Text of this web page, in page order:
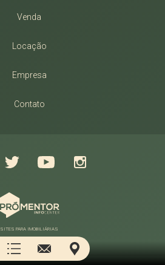
Venda
Locação
Empresa
Contato
SITES PARA IMOBILIÁRIAS